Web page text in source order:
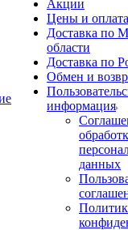
Акции
Цены и оплата
Доставка по
области
Доставка по
Обмен и
информация
данных